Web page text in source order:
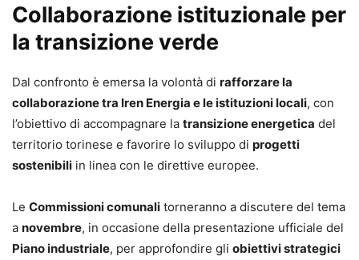
Collaborazione istituzionale per
la transizione verde
Dal confronto è emersa la volontà di rafforzare la
collaborazione tra Iren Energia e le istituzioni locali, con
l’obiettivo di accompagnare la transizione energetica del
territorio torinese e favorire lo sviluppo di progetti
sostenibili in linea con le direttive europee.
Le Commissioni comunali torneranno a discutere del tema
a novembre, in occasione della presentazione ufficiale del
Piano industriale, per approfondire gli obiettivi strategici